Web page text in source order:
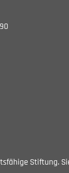
Stiftung.